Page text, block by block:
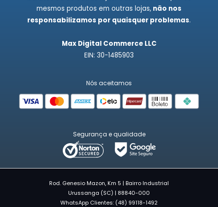
mesmos produtos em outras lojas, não nos
responsabilizamos por quaisquer problemas.
Max Digital Commerce LLC
EIN: 30-1485903
Nós aceitamos
Segurança e qualidade
Rod. Genesio Mazon, Km 5 | Bairro Industrial
Urussanga (SC) | 88840-000
WhatsApp Clientes: (48) 99118-1492